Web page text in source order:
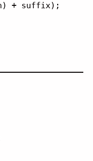
+ suffix);